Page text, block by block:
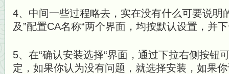
4、中间一些过程略去，实在没有什么可要说明
及”配置CA名称“两个界面，均按默认设置，并
5、在“确认安装选择“界面，通过下拉右侧按钮
定，如果你认为没有问题，就选择安装，如果